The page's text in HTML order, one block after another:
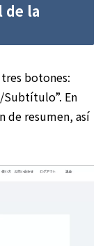
de la
botones:
Subtítulo”. En
de resumen, así